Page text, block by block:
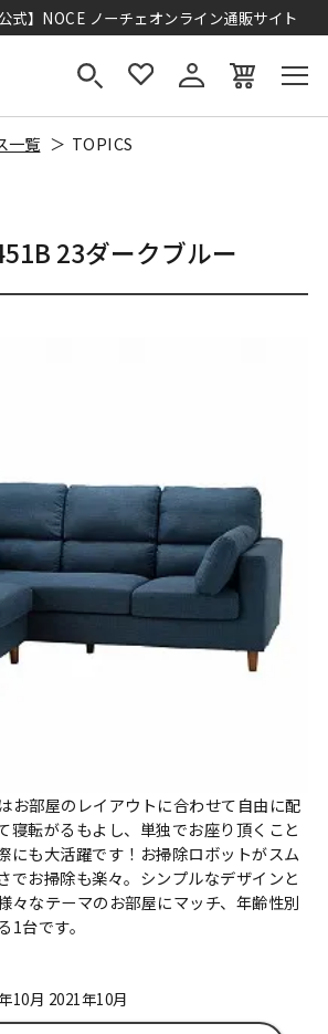
式】NOCE ノーチェオンライン通販サイト
一覧 TOPICS
23ダークブルー
お部屋のレイアウトに合わせて自由に配
寝転がるもよし、単独でお座り頂くこと
にも大活躍です！お掃除ロボットがスム
でお掃除も楽々。シンプルなデザインと
々なテーマのお部屋にマッチ、年齢性別
1台です。
10月 2021年10月